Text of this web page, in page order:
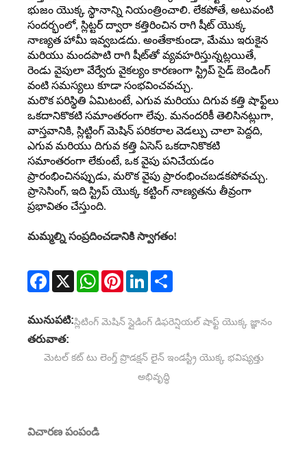
భుజం యొక్క స్థానాన్ని నియంత్రించాలి. లేకపోతే, అటువంటి
సందర్భంలో, స్లిట్టర్ ద్వారా కత్తిరించిన రాగి షీట్ యొక్క
నాణ్యత హామీ ఇవ్వబడదు. అంతేకాకుండా, మేము ఇరుకైన
మరియు మందపాటి రాగి షీట్‌తో వ్యవహరిస్తున్నట్లయితే,
రెండు వైపులా వేర్వేరు వైకల్యం కారణంగా స్ట్రిప్ సైడ్ బెండింగ్
వంటి సమస్యలు కూడా సంభవించవచ్చు.
మరొక పరిస్థితి ఏమిటంటే, ఎగువ మరియు దిగువ కత్తి షాఫ్ట్‌లు
ఒకదానికొకటి సమాంతరంగా లేవు. మనందరికీ తెలిసినట్లుగా,
వాస్తవానికి, స్లిట్టింగ్ మెషిన్ పరికరాల వెడల్పు చాలా పెద్దది,
ఎగువ మరియు దిగువ కత్తి ఏసెస్ ఒకదానికొకటి
సమాంతరంగా లేకుంటే, ఒక వైపు పనిచేయడం
ప్రారంభించినప్పుడు, మరొక వైపు ప్రారంభించబడకపోవచ్చు.
ప్రాసెసింగ్, ఇది స్ట్రిప్ యొక్క కట్టింగ్ నాణ్యతను తీవ్రంగా
ప్రభావితం చేస్తుంది.
మమ్మల్ని సంప్రదించడానికి స్వాగతం!
Facebook
X WhatsAppPinterestLinkedIn
మునుపటి:స్లిటింగ్ మెషిన్ స్లైడింగ్ డిఫరెన్షియల్ షాఫ్ట్ యొక్క జ్ఞానం
తరువాత:
మెటల్ కట్ టు లెంగ్త్ ప్రొడక్షన్ లైన్ ఇండస్ట్రీ యొక్క భవిష్యత్తు
అభివృద్ధి
విచారణ పంపండి